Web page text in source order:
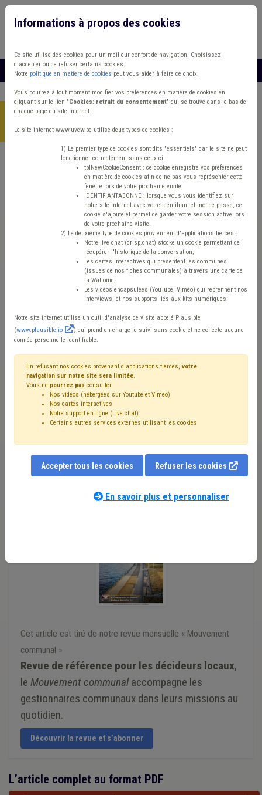
Accueil >ISP>Article>Articles 60 et accidents de travail :
mieux vaut prévenir que guérir
Articles 60 et accidents
de travail : mieux vaut
prévenir que guérir
Mis en ligne le 1er Novembre 2020 - Marie CASTAIGNE
Au CPAS de Charleroi, depuis nombre d’années, des
actions ont été mises en place pour tenter de diminuer
les accidents du travail parmi les travailleurs sous
contrat « article 60, § 7 » . Nous avons rencontré
Philippe Collu et Yves Rauchs, Conseillers en prévention
au SIPP (Service Interne de Prévention et de Protection)
de Charleroi, Virginie Bauduin, Coordinatrice de l’équipe
« Objectif emploi » et Michel Deridder, Adjoint à la
direction de la direction « action collective », pour nous
expliquer leur manière d’envisager la prévention.
Cet article est tiré de notre revue mensuelle « Mouvement
communal »
Revue de référence pour les décideurs locaux,
le Mouvement communalaccompagne les
gestionnaires communaux dans leurs missions au
quotidien.
Découvrir la revue et s’abonner
L’article complet au format PDF
Informations à propos des cookies
Ce site utilise des cookies pour un meilleur confort de navigation. Choisissez
d'accepter ou de refuser certains cookies.
Notre politique en matière de cookies peut vous aider à faire ce choix.
Vous pourrez à tout moment modifier vos préférences en matière de cookies en
cliquant sur le lien "Cookies: retrait du consentement" qui se trouve dans le bas de
chaque page du site internet.
Le site internet www.uvcw.be utilise deux types de cookies :
1) Le premier type de cookies sont dits "essentiels" car le site ne peut
fonctionner correctement sans ceux-ci:
tplNewCookieConsent : ce cookie enregistre vos préférences
en matière de cookies afin de ne pas vous représenter cette
fenêtre lors de votre prochaine visite.
IDENTIFIANTABONNE : lorsque vous vous identifiez sur
notre site internet avec votre identifiant et mot de passe, ce
cookie s'ajoute et permet de garder votre session active lors
de votre prochaine visite.
2) Le deuxième type de cookies proviennent d'applications tierces :
Notre live chat (crisp.chat) stocke un cookie permettant de
récupérer l'historique de la conversation;
Les cartes interactives qui présentent les communes
(issues de nos fiches communales) à travers une carte de
la Wallonie;
Les vidéos encapsulées (YouTube, Viméo) qui reprennent nos
interviews, et nos supports liés aux kits numériques.
Notre site internet utilise un outil d'analyse de visite appelé Plausible
(www.plausible.io
) qui prend en charge le suivi sans cookie et ne collecte aucune
donnée personnelle identifiable.
En refusant nos cookies provenant d'applications tierces, votre
navigation sur notre site sera limitée.
Vous ne pourrez pas consulter
Nos vidéos (hébergées sur Youtube et Vimeo)
Nos cartes interactives
Notre support en ligne (Live chat)
Certains autres services externes utilisant les cookies
Accepter tous les cookies Refuser les cookies
En savoir plus et personnaliser